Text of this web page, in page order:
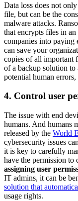
Data loss does not
file, but can be the
malware attacks.
that encrypts files in
companies into paying
can save your
copies of all important
of a backup solution
potential human
4. Control user
The issue with end
humans. And humans
released by the World
cybersecurity issues
it is key to carefully
have the permission to
assigning user
IT admins, it can be
solution that
usage rights.